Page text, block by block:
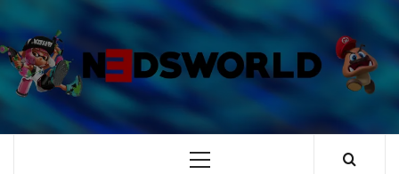
al
contenido
TUS ESPECIALISTAS EN NINTENDO
Menú